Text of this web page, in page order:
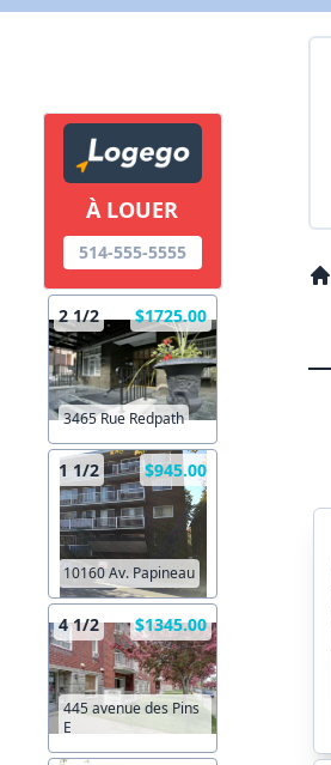
À LOUER
514-555-5555
2 1/2 $1725.00
3465 Rue Redpath
1 1/2 $945.00
10160 Av. Papineau
4 1/2 $1345.00
445 avenue des Pins
E